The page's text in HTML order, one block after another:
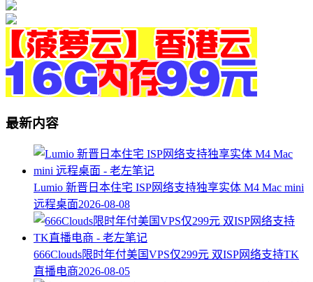
最新内容
Lumio 新晋日本住宅 ISP网络支持独享实体 M4 Mac mini
远程桌面2026-08-08
666Clouds限时年付美国VPS仅299元 双ISP网络支持TK
直播电商2026-08-05